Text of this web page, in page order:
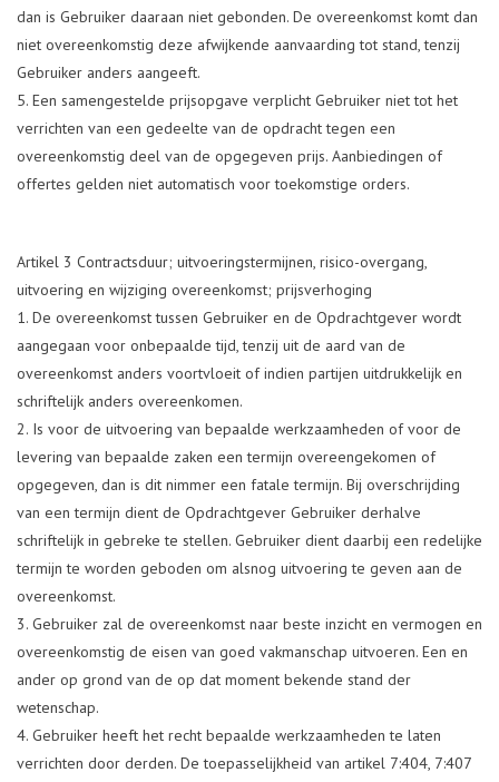
dan is Gebruiker daaraan niet gebonden. De overeenkomst komt dan
niet overeenkomstig deze afwijkende aanvaarding tot stand, tenzij
Gebruiker anders aangeeft.
Een samengestelde prijsopgave verplicht Gebruiker niet tot het
verrichten van een gedeelte van de opdracht tegen een
overeenkomstig deel van de opgegeven prijs. Aanbiedingen of
offertes gelden niet automatisch voor toekomstige orders.
Artikel 3 Contractsduur; uitvoeringstermijnen, risico-overgang,
uitvoering en wijziging overeenkomst; prijsverhoging
De overeenkomst tussen Gebruiker en de Opdrachtgever wordt
aangegaan voor onbepaalde tijd, tenzij uit de aard van de
overeenkomst anders voortvloeit of indien partijen uitdrukkelijk en
schriftelijk anders overeenkomen.
Is voor de uitvoering van bepaalde werkzaamheden of voor de
levering van bepaalde zaken een termijn overeengekomen of
opgegeven, dan is dit nimmer een fatale termijn. Bij overschrijding
van een termijn dient de Opdrachtgever Gebruiker derhalve
schriftelijk in gebreke te stellen. Gebruiker dient daarbij een redelijke
termijn te worden geboden om alsnog uitvoering te geven aan de
overeenkomst.
Gebruiker zal de overeenkomst naar beste inzicht en vermogen en
overeenkomstig de eisen van goed vakmanschap uitvoeren. Een en
ander op grond van de op dat moment bekende stand der
wetenschap.
Gebruiker heeft het recht bepaalde werkzaamheden te laten
verrichten door derden. De toepasselijkheid van artikel 7:404, 7:407